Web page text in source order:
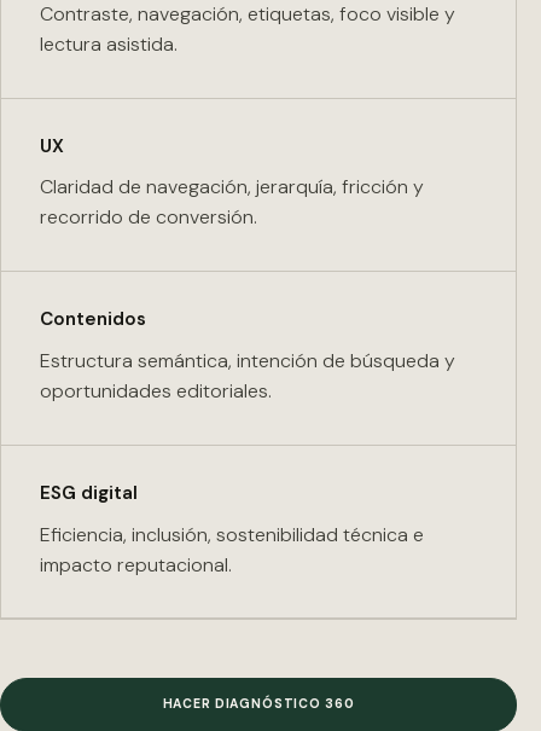
Contraste, navegación, etiquetas, foco visible y
lectura asistida.
UX
Claridad de navegación, jerarquía, fricción y
recorrido de conversión.
Contenidos
Estructura semántica, intención de búsqueda y
oportunidades editoriales.
ESG digital
Eficiencia, inclusión, sostenibilidad técnica e
impacto reputacional.
HACER DIAGNÓSTICO 360